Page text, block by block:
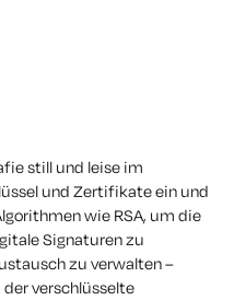
still und leise im
und Zertifikate ein und
wie RSA, um die
Signaturen zu
zu verwalten –
verschlüsselte